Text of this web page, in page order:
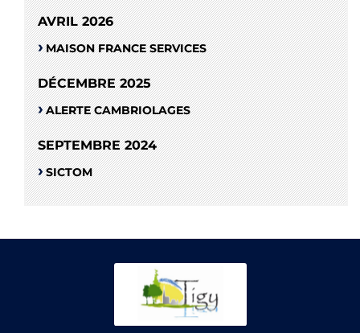
AVRIL 2026
MAISON FRANCE SERVICES
DÉCEMBRE 2025
ALERTE CAMBRIOLAGES
SEPTEMBRE 2024
SICTOM